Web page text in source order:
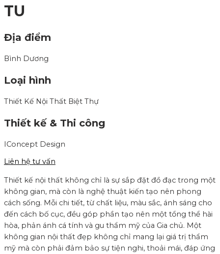
TU
Địa điểm
Bình Dương
Loại hình
Thiết Kế Nội Thất Biệt Thự
Thiết kế & Thi công
IConcept Design
Liên hệ tư vấn
Thiết kế nội thất không chỉ là sự sắp đặt đồ đạc trong một
không gian, mà còn là nghệ thuật kiến tạo nên phong
cách sống. Mỗi chi tiết, từ chất liệu, màu sắc, ánh sáng cho
đến cách bố cục, đều góp phần tạo nên một tổng thể hài
hòa, phản ánh cá tính và gu thẩm mỹ của Gia chủ. Một
không gian nội thất đẹp không chỉ mang lại giá trị thẩm
mỹ mà còn phải đảm bảo sự tiện nghi, thoải mái, đáp ứng